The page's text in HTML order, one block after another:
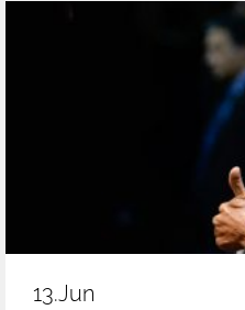
13.jun